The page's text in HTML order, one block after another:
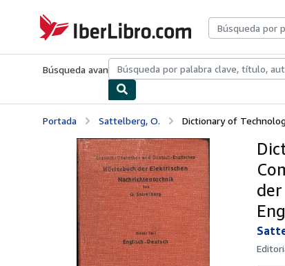
IberLibro.com
Búsqueda avanzadaColecciones Libros antiguosArte y
Portada Sattelberg, O. Dictionary of